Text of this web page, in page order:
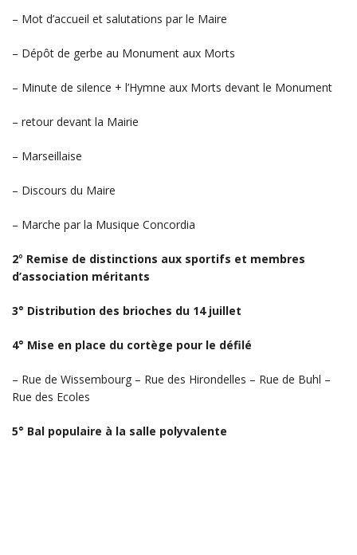
– Mot d’accueil et salutations par le Maire
– Dépôt de gerbe au Monument aux Morts
– Minute de silence + l’Hymne aux Morts devant le Monument
– retour devant la Mairie
– Marseillaise
– Discours du Maire
– Marche par la Musique Concordia
2° Remise de distinctions aux sportifs et membres
d’association méritants
3° Distribution des brioches du 14 juillet
4° Mise en place du cortège pour le défilé
– Rue de Wissembourg – Rue des Hirondelles – Rue de Buhl –
Rue des Ecoles
5° Bal populaire à la salle polyvalente